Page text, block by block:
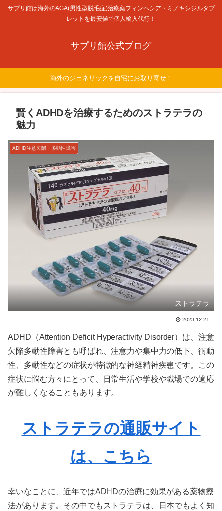
サプリ館は海外のAGA(男性型脱毛症)治療薬フィンペシア・ミノキシジルタブ
レットを最安値で個人輸入代行！
サプリ館公式ブログ
海外のジェネリックを自宅にお取り寄せ！
賢くADHDを治療するためのストラテラの
魅力
ADHD注意欠陥・多動性障害
ストラテラ
2023.12.21
ADHD（Attention Deficit Hyperactivity Disorder）は、注意
欠陥多動性障害とも呼ばれ、注意力や集中力の低下、衝動
性、多動性などの症状が特徴的な神経精神疾患です。この
症状に悩む方々にとって、日常生活や学校や職場での適応
が難しくなることもあります。
ストラテラの通販サイト
は、こちら
幸いなことに、近年ではADHDの治療に効果がある薬物療
法があります。その中でもストラテラは、日本でもよく知